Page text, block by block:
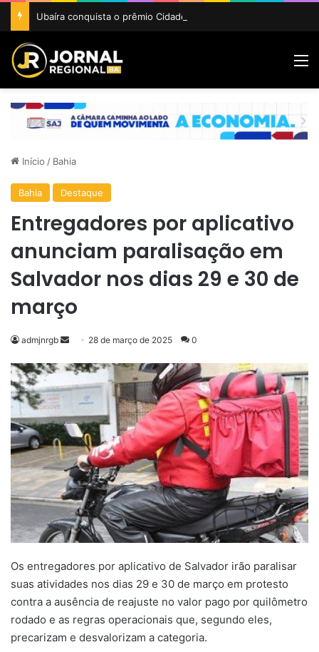
Início / Bahia
Bahia Destaque
Entregadores por aplicativo
anunciam paralisação em
Salvador nos dias 29 e 30 de
março
admjnrgb
Mande
e-
mail
28 de março de 2025 0
Os entregadores por aplicativo de Salvador irão paralisar
suas atividades nos dias 29 e 30 de março em protesto
contra a ausência de reajuste no valor pago por quilômetro
rodado e as regras operacionais que, segundo eles,
precarizam e desvalorizam a categoria.